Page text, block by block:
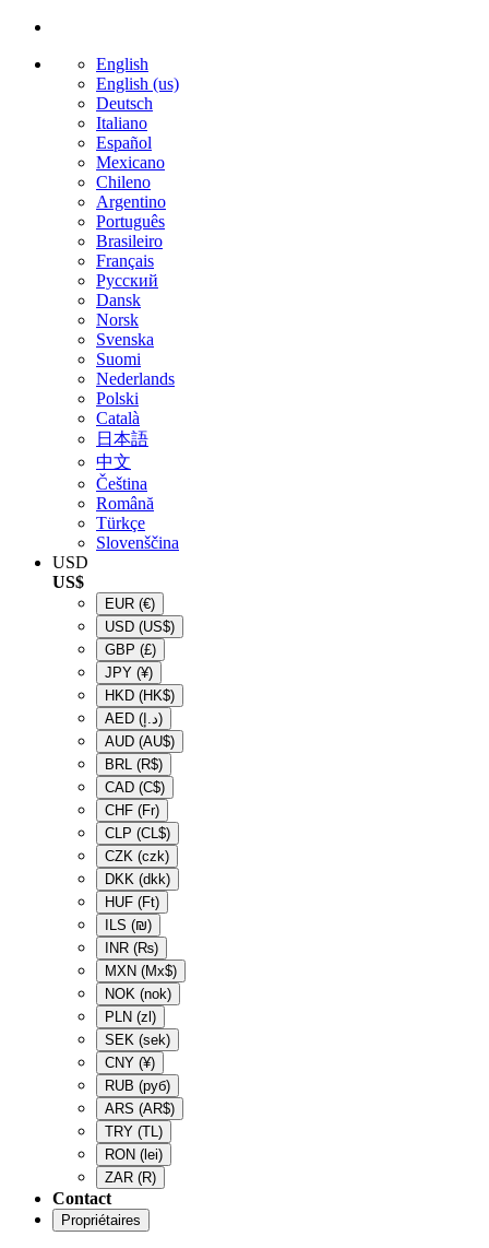
English
English (us)
Deutsch
Italiano
Español
Mexicano
Chileno
Argentino
Português
Brasileiro
Français
Русский
Dansk
Norsk
Svenska
Suomi
Nederlands
Polski
Català
日本語
中文
Čeština
Română
Türkçe
Slovenščina
USD
US$
EUR (€)
USD (US$)
GBP (£)
JPY (¥)
HKD (HK$)
AED
(د.إ)
AUD (AU$)
BRL (R$)
CAD (C$)
CHF (Fr)
CLP (CL$)
CZK (czk)
DKK (dkk)
HUF (Ft)
ILS (₪)
INR (₨)
MXN (Mx$)
NOK (nok)
PLN (zl)
SEK (sek)
CNY (¥)
RUB (руб)
ARS (AR$)
TRY (TL)
RON (lei)
ZAR (R)
Contact
Propriétaires